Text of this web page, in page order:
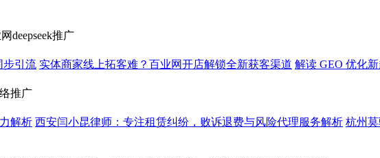
deepseek推广
步引流 实体商家线上拓客难？百业网开店解锁全新获客渠道 解读 GEO 优化
推广
解析 西安闫小昆律师：专注租赁纠纷，败诉退费与风险代理服务解析 杭州